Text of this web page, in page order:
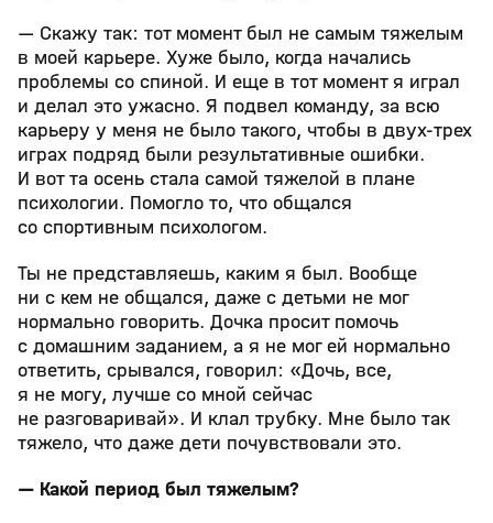
— Скажу так: тот момент был не самым тяжелым
в моей карьере. Хуже было, когда начались
проблемы со спиной. И еще в тот момент я играл
и делал это ужасно. Я подвел команду, за всю
карьеру у меня не было такого, чтобы в двух-трех
играх подряд были результативные ошибки.
И вот та осень стала самой тяжелой в плане
психологии. Помогло то, что общался
со спортивным психологом.
Ты не представляешь, каким я был. Вообще
ни с кем не общался, даже с детьми не мог
нормально говорить. Дочка просит помочь
с домашним заданием, а я не мог ей нормально
ответить, срывался, говорил: «Дочь, все,
я не могу, лучше со мной сейчас
не разговаривай». И клал трубку. Мне было так
тяжело, что даже дети почувствовали это.
— Какой период был тяжелым?